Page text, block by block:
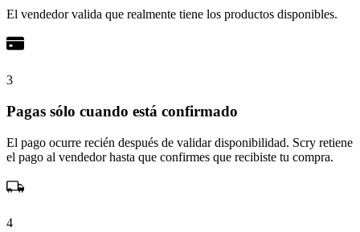
El vendedor valida que realmente tiene los productos disponibles.
3
Pagas sólo cuando está confirmado
El pago ocurre recién después de validar disponibilidad. Scry retiene
el pago al vendedor hasta que confirmes que recibiste tu compra.
4